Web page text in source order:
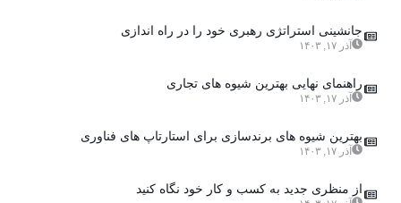
جانشینی استراتژی رهبری خود را در راه اندازی
آذر ۱۷, ۱۴۰۳
راهنمای نهایی بهترین شیوه های تجاری
آذر ۱۷, ۱۴۰۳
بهترین شیوه های برندسازی برای استارتاپ های فناوری
آذر ۱۷, ۱۴۰۳
از منظری جدید به کسب و کار خود نگاه کنید